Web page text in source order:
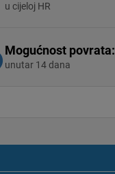
u cijeloj HR
Mogućnost povrata:
unutar 14 dana